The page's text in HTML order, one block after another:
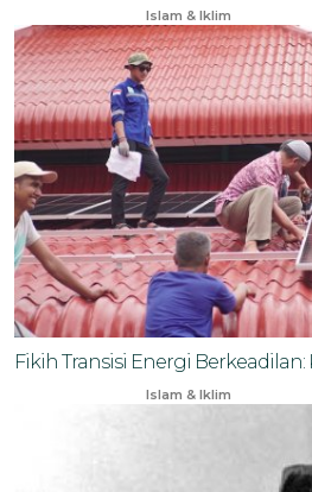
Islam & Iklim
Fikih Transisi Energi
Islam & Iklim